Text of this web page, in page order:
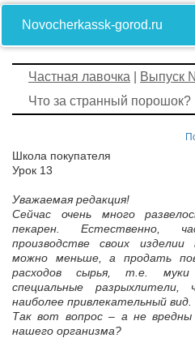
Novocherkassk-gorod.ru
Частная лавочка Выпуск
Что за странный порошок?
Школа покупателя
Урок 13
Уважаемая редакция!
Сейчас очень много
пекарен. Естественно,
производстве своих
можно меньше, а продать
расходов сырья, т.е.
специальные
наиболее привлекательный вид.
Так вот вопрос – а не
нашего организма?